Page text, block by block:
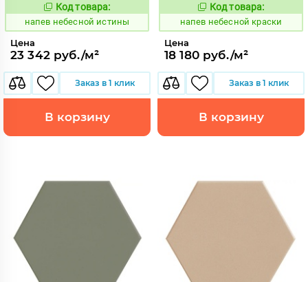
1086036
Код товара:
напев небесной истины
Цена
23 342 руб./м²
Заказ в 1 клик
В корзину
1086039
Код товара:
напев небесной краски
Цена
18 180 руб./м²
Заказ в 1 клик
В корзину